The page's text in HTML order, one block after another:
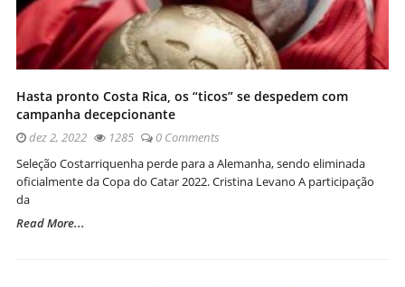
Hasta pronto Costa Rica, os “ticos” se despedem com
campanha decepcionante
dez 2, 2022 1285
0 Comments
Seleção Costarriquenha perde para a Alemanha, sendo eliminada
oficialmente da Copa do Catar 2022. Cristina Levano A participação
da
Read More...